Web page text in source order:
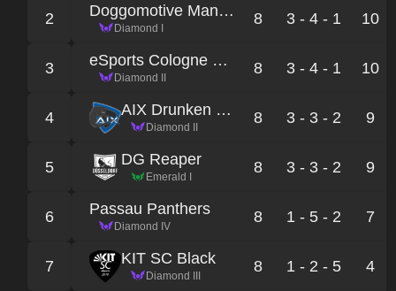
2 Doggomotive Mannheim
Diamond I
8 3 - 4 - 1 10
3 eSports Cologne Red
Diamond II
8 3 - 4 - 1 10
4 AIX Drunken Bahkauvs
Diamond II
8 3 - 3 - 2 9
5 DG Reaper
Emerald I
8 3 - 3 - 2 9
6 Passau Panthers
Diamond IV
8 1 - 5 - 2 7
7 KIT SC Black
Diamond III
8 1 - 2 - 5 4